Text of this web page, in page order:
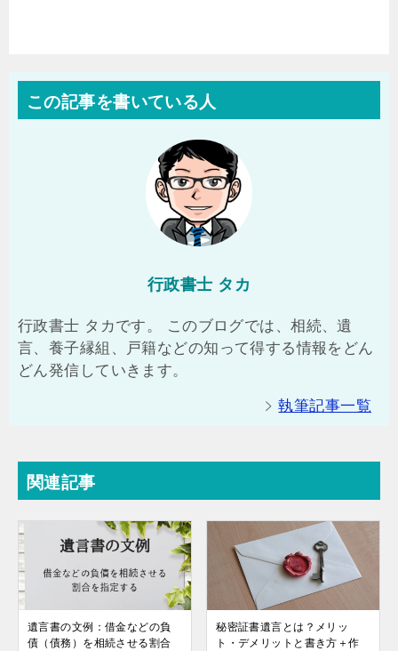
この記事を書いている人
行政書士 タカ
行政書士 タカです。 このブログでは、相続、遺
言、養子縁組、戸籍などの知って得する情報をどん
どん発信していきます。
執筆記事一覧
関連記事
遺言書の文例：借金などの負
債（債務）を相続させる割合
秘密証書遺言とは？メリッ
ト・デメリットと書き方＋作